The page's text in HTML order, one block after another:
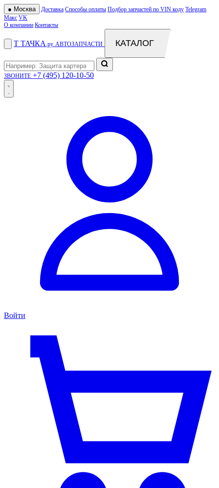
● Москва Доставка Способы оплаты Подбор запчастей по VIN коду Telegram
Макс VK
О компании Контакты
Т ТАЧКА .ру АВТОЗАПЧАСТИ КАТАЛОГ
ЗВОНИТЕ +7 (495) 120-10-50
Войти